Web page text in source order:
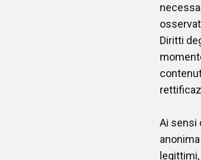
Diritti
Ai sensi